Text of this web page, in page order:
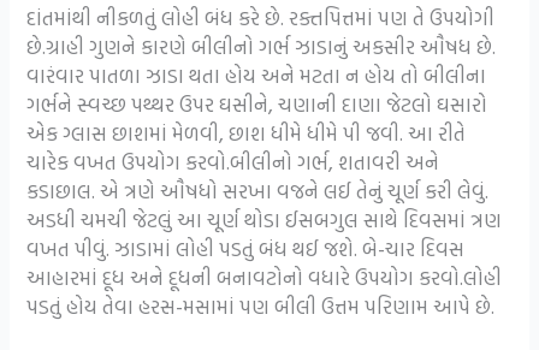
દાંતમાંથી નીકળતું લોહી બંધ કરે છે. રક્તપિત્તમાં પણ તે ઉપયોગી
છે.ગ્રાહી ગુણને કારણે બીલીનો ગર્ભ ઝાડાનું અકસીર ઔષધ છે.
વારંવાર પાતળા ઝાડા થતા હોય અને મટતા ન હોય તો બીલીના
ગર્ભને સ્વચ્છ પથ્થર ઉપર ઘસીને, ચણાની દાણા જેટલો ઘસારો
એક ગ્લાસ છાશમાં મેળવી, છાશ ધીમે ધીમે પી જવી. આ રીતે
ચારેક વખત ઉપયોગ કરવો.બીલીનો ગર્ભ, શતાવરી અને
કડાછાલ. એ ત્રણે ઔષધો સરખા વજને લઈ તેનું ચૂર્ણ કરી લેવું.
અડધી ચમચી જેટલું આ ચૂર્ણ થોડા ઈસબગુલ સાથે દિવસમાં ત્રણ
વખત પીવું. ઝાડામાં લોહી પડતું બંધ થઈ જશે. બે-ચાર દિવસ
આહારમાં દૂધ અને દૂધની બનાવટોનો વધારે ઉપયોગ કરવો.લોહી
પડતું હોય તેવા હરસ-મસામાં પણ બીલી ઉત્તમ પરિણામ આપે છે.